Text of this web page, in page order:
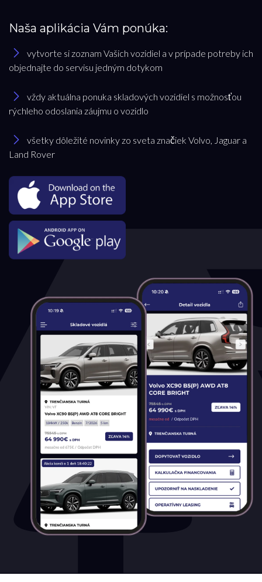
Naša aplikácia Vám ponúka:
vytvorte si zoznam Vašich vozidiel a v prípade potreby ich
objednajte do servisu jedným dotykom
vždy aktuálna ponuka skladových vozidiel s možnosťou
rýchleho odoslania záujmu o vozidlo
všetky dôležité novinky zo sveta značiek Volvo, Jaguar a
Land Rover